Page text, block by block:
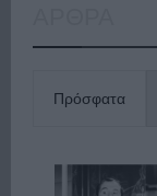
Πρόσφατα